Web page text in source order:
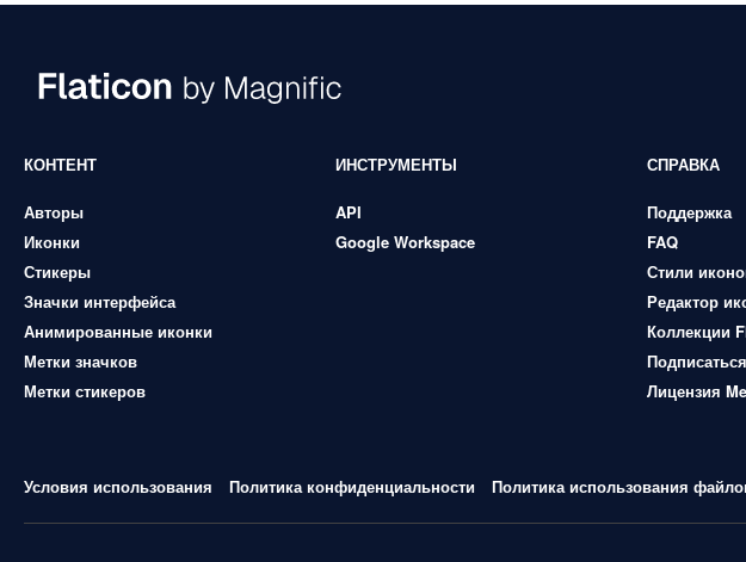
КОНТЕНТ
Авторы
Иконки
Стикеры
Значки интерфейса
Анимированные иконки
Метки значков
Метки стикеров
ИНСТРУМЕНТЫ
API
Google Workspace
СПРАВКА
Поддержка
FAQ
Стили
Редактор
Коллекции
Подписаться
Лицензия
Условия использования Политика конфиденциальности Политика использования